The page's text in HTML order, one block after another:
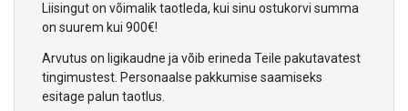
Liisingut on võimalik taotleda, kui sinu ostukorvi summa
on suurem kui 900€!
Arvutus on ligikaudne ja võib erineda Teile pakutavatest
tingimustest. Personaalse pakkumise saamiseks
esitage palun taotlus.